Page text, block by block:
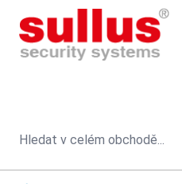
Skip to Content
Search